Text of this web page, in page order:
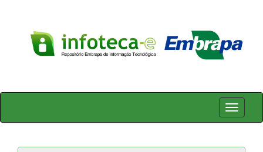
Skip